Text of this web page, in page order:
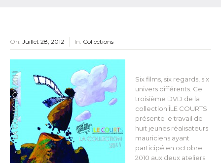
On: Juillet 28, 2012 In: Collections
Six films, six regards, six
univers différents. Ce
troisième DVD de la
collection ÎLE COURTS
présente le travail de
huit jeunes réalisateurs
mauriciens ayant
participé en octobre
2010 aux deux ateliers